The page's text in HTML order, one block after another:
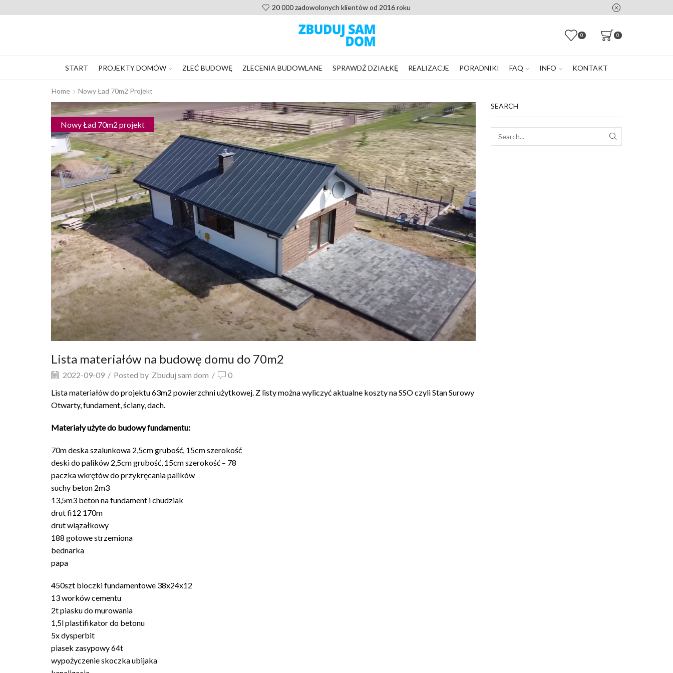
Pomoc po zakupie projektu, nie zostaniesz sam
0 0
START PROJEKTY DOMÓW ZLEĆ BUDOWĘ ZLECENIA BUDOWLANE SPRAWDŹ DZIAŁKĘ REALIZACJE PORADNIKI FAQ INFO KONTAKT
Home Nowy Ład 70m2 Projekt
Nowy Ład 70m2 projekt
Lista materiałów na budowę domu do 70m2
2022-09-09 / Posted by Zbuduj sam dom /
0
Lista materiałów do projektu 63m2 powierzchni użytkowej. Z listy można wyliczyć aktualne koszty na SSO czyli Stan Surowy
Otwarty, fundament, ściany, dach.
Materiały użyte do budowy fundamentu:
70m deska szalunkowa 2,5cm grubość, 15cm szerokość
deski do palików 2,5cm grubość, 15cm szerokość – 78
paczka wkrętów do przykręcania palików
suchy beton 2m3
13,5m3 beton na fundament i chudziak
drut fi12 170m
drut wiązałkowy
188 gotowe strzemiona
bednarka
papa
450szt bloczki fundamentowe 38x24x12
13 worków cementu
2t piasku do murowania
1,5l plastifikator do betonu
5x dysperbit
piasek zasypowy 64t
wypożyczenie skoczka ubijaka
SEARCH
SEARCH